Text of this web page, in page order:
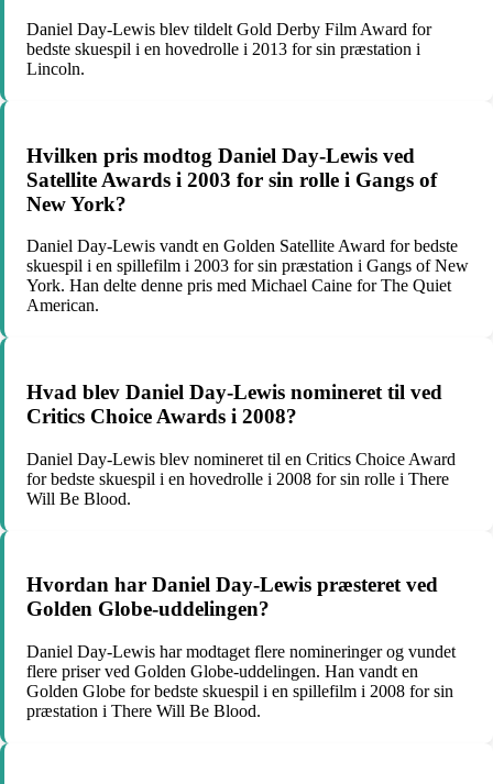
Daniel Day-Lewis blev tildelt Gold Derby Film Award for
bedste skuespil i en hovedrolle i 2013 for sin præstation i
Lincoln.
Hvilken pris modtog Daniel Day-Lewis ved
Satellite Awards i 2003 for sin rolle i Gangs of
New York?
Daniel Day-Lewis vandt en Golden Satellite Award for bedste
skuespil i en spillefilm i 2003 for sin præstation i Gangs of New
York. Han delte denne pris med Michael Caine for The Quiet
American.
Hvad blev Daniel Day-Lewis nomineret til ved
Critics Choice Awards i 2008?
Daniel Day-Lewis blev nomineret til en Critics Choice Award
for bedste skuespil i en hovedrolle i 2008 for sin rolle i There
Will Be Blood.
Hvordan har Daniel Day-Lewis præsteret ved
Golden Globe-uddelingen?
Daniel Day-Lewis har modtaget flere nomineringer og vundet
flere priser ved Golden Globe-uddelingen. Han vandt en
Golden Globe for bedste skuespil i en spillefilm i 2008 for sin
præstation i There Will Be Blood.